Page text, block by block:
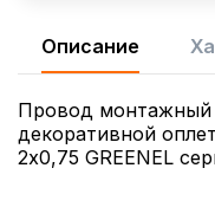
Описание
Провод
декоративной
2х0,75 GREENEL